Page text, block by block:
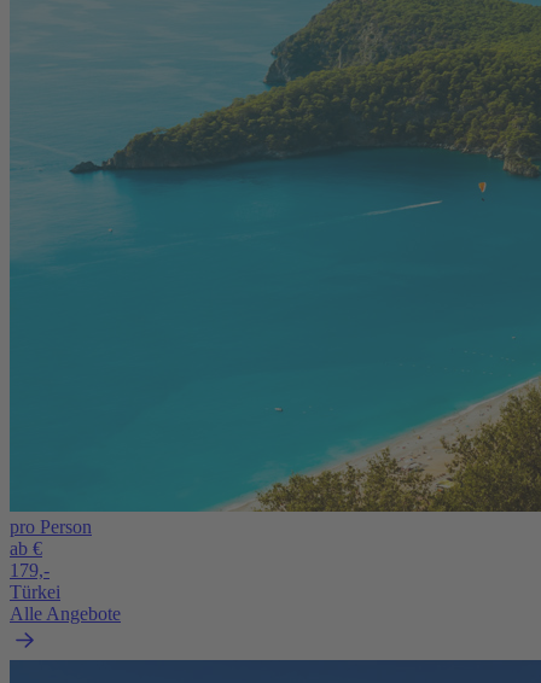
pro Person
ab €
179,-
Türkei
Alle Angebote